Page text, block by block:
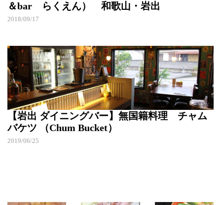
＆bar らくえん） 和歌山・岩出
2018/09/17
【岩出 ダイニングバー】無国籍料理 チャム
バケツ （Chum Bucket）
2019/06/25